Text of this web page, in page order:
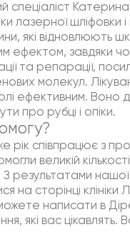
спеціаліст
лазерної шліфовки і
які відновлюють
ефектом, завдяки
та репарації,
молекул.
ефективним. Воно
про рубці і опіки.
рік співпрацює з
великій
З результатами
на сторінці клініки
написати в
які вас цікавлять.